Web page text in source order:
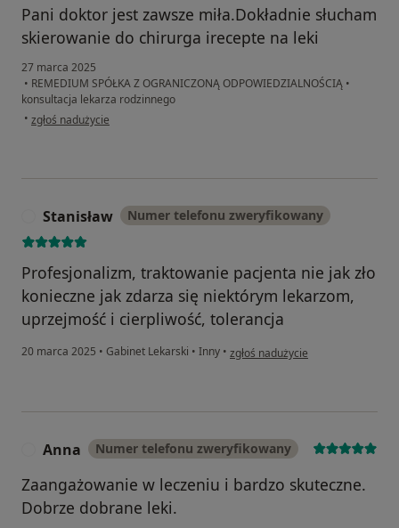
Pani doktor jest zawsze miła.Dokładnie słucham
skierowanie do chirurga irecepte na leki
27 marca 2025
• REMEDIUM SPÓŁKA Z OGRANICZONĄ ODPOWIEDZIALNOŚCIĄ •
konsultacja lekarza rodzinnego
• w opinii użytkownika Danuta
zgłoś nadużycie
Stanisław Numer telefonu zweryfikowany
Profesjonalizm, traktowanie pacjenta nie jak zło
konieczne jak zdarza się niektórym lekarzom,
uprzejmość i cierpliwość, tolerancja
20 marca 2025 • Gabinet Lekarski • Inny • w opinii użytkownika Stanisław
zgłoś nadużycie
Anna Numer telefonu zweryfikowany
Zaangażowanie w leczeniu i bardzo skuteczne.
Dobrze dobrane leki.